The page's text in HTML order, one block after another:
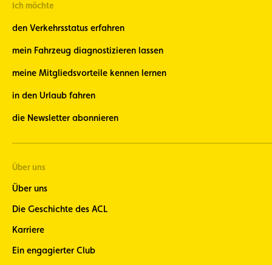
Ich möchte
den Verkehrsstatus erfahren
mein Fahrzeug diagnostizieren lassen
meine Mitgliedsvorteile kennen lernen
in den Urlaub fahren
die Newsletter abonnieren
Über uns
Über uns
Die Geschichte des ACL
Karriere
Ein engagierter Club